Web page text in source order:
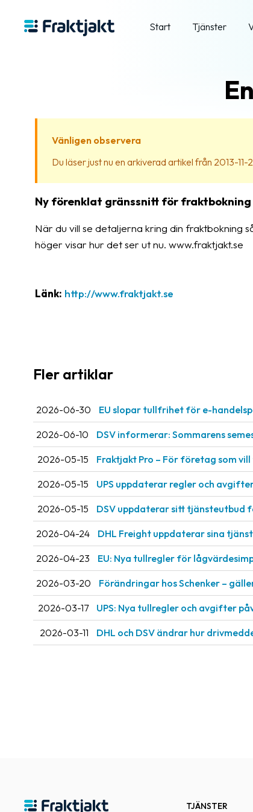
Start Tjänster
Vänligen observera
Du läser just nu en arkiverad artikel från 2013-
Ny förenklat gränssnitt för
När du vill se detaljerna kring din fraktbokning
höger visar hur det ser ut nu. www.fraktjakt.se
Länk: http://www.fraktjakt.se
Fler artiklar
2026-06-30 EU slopar tullfrihet för e-
2026-06-10 DSV informerar: Sommarens
2026-05-15 Fraktjakt Pro – För företag som
2026-05-15 UPS uppdaterar regler och
2026-05-15 DSV uppdaterar sitt tjänsteutbud
2026-04-24 DHL Freight uppdaterar sina
2026-04-23 EU: Nya tullregler för
2026-03-20 Förändringar hos Schenker –
2026-03-17 UPS: Nya tullregler och avgifter
2026-03-11 DHL och DSV ändrar hur
TJÄNSTER